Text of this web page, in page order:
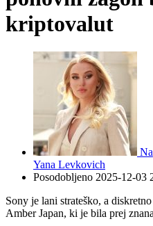
kriptovalut
Yana Levkovich
Posodobljeno 2025-12-03
Sony je lani strateško, a
Amber Japan, ki je bila prej